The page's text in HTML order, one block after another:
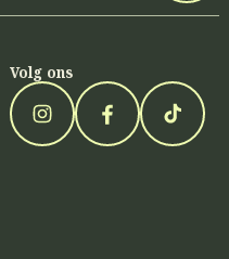
Volg ons